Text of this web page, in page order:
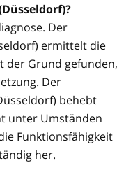
Der
ermittelt die
der Grund gefunden,
Der
behebt
unter Umständen
Funktionsfähigkeit
her.